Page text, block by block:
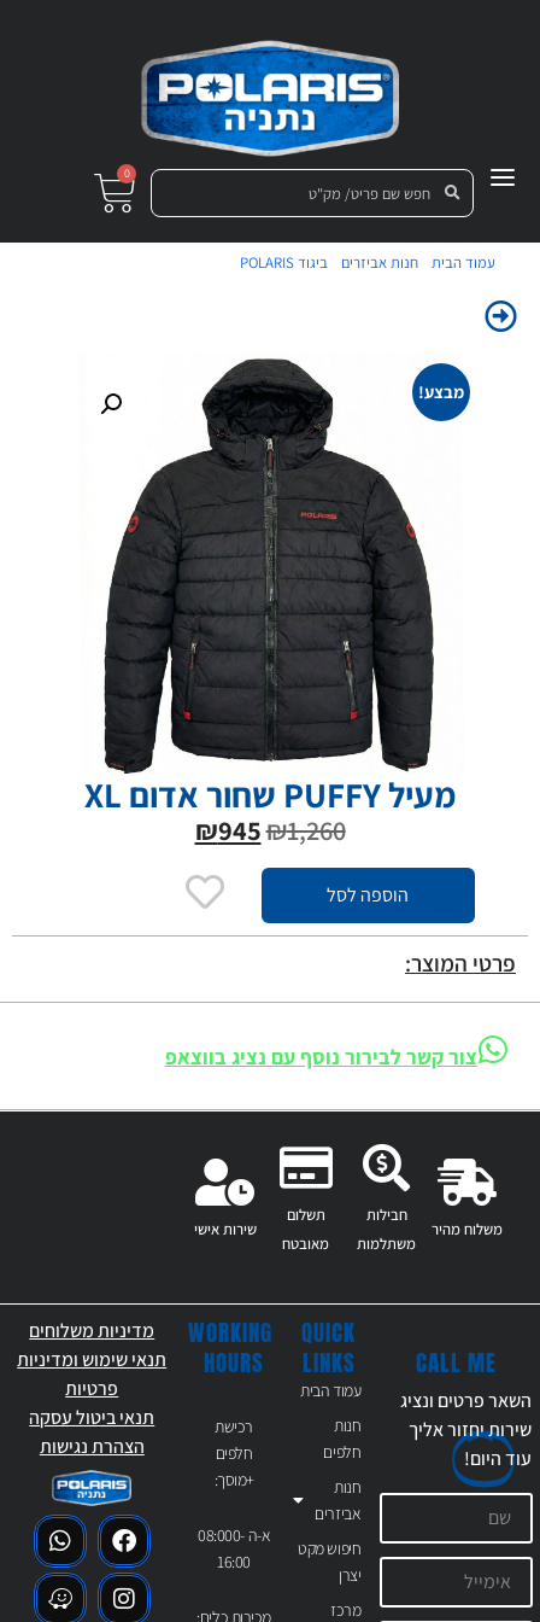
0
עמוד הבית חנות אביזרים ביגוד POLARIS
מבצע!
מעיל PUFFY שחור אדום XL
₪1,260
₪945
הוספה לסל
פרטי המוצר:
צור קשר לבירור נוסף עם נציג בווצאפ
משלוח מהיר
חבילות
משתלמות
תשלום
מאובטח
שירות אישי
QUICK
LINKS
עמוד הבית
חנות
חלפים
חנות
אביזרים
חיפוש מקט
יצרן
מרכז
WORKING
HOURS
רכישת
חלפים
+מוסך:
א-ה 08:000-
16:00
מכירות כלים:
CALL ME
השאר פרטים ונציג
שירות יחזור אליך
עודהיום!
מדיניות משלוחים
תנאי שימוש ומדיניות
פרטיות
תנאי ביטול עסקה
הצהרת נגישות